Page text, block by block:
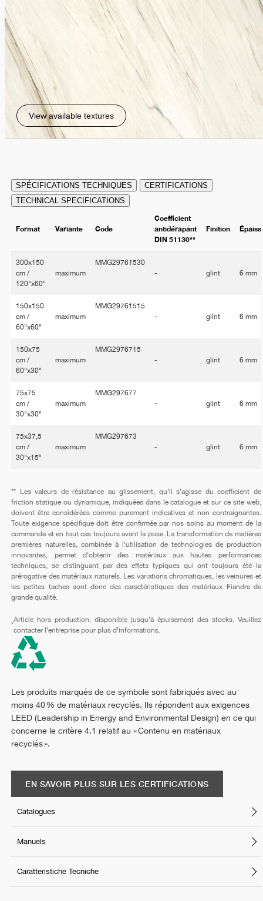
View available textures
SPÉCIFICATIONS TECHNIQUES
CERTIFICATIONS
TECHNICAL SPECIFICATIONS
Format Variante Code
Coefficient
antidérapant
DIN 51130**
Finition
300x150
cm /
120"x60"
maximum
MMG29761530
-
glint 6 mm
150x150
cm /
60"x60"
maximum
MMG29761515
-
glint 6 mm
150x75
cm /
60"x30"
maximum
MMG2976715
-
glint 6 mm
75x75
cm /
30"x30"
maximum
MMG297677
-
glint 6 mm
75x37,5
cm /
30"x15"
maximum
MMG297673
-
glint 6 mm
** Les valeurs de résistance au glissement, qu’il s’agisse du coefficient de
friction statique ou dynamique, indiquées dans le catalogue et sur ce site web,
doivent être considérées comme purement indicatives et non contraignantes.
Toute exigence spécifique doit être confirmée par nos soins au moment de la
commande et en tout cas toujours avant la pose. La transformation de matières
premières naturelles, combinée à l'utilisation de technologies de production
innovantes, permet d'obtenir des matériaux aux hautes performances
techniques, se distinguant par des effets typiques qui ont toujours été la
prérogative des matériaux naturels. Les variations chromatiques, les veinures et
les petites taches sont donc des caractéristiques des matériaux Fiandre de
grande qualité.
*
Article hors production, disponible jusqu’à épuisement des stocks. Veuillez
contacter l’entreprise pour plus d’informations.
Les produits marqués de ce symbole sont fabriqués avec au
moins 40 % de matériaux recyclés. Ils répondent aux exigences
LEED (Leadership in Energy and Environmental Design) en ce qui
concerne le critère 4.1 relatif au « Contenu en matériaux
recyclés ».
EN SAVOIR PLUS SUR LES CERTIFICATIONS
Catalogues
Manuels
Caratteristiche Tecniche